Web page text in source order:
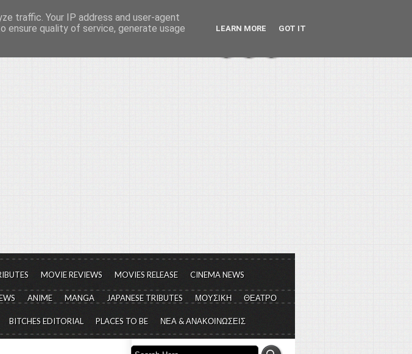
και έκταση...
MOVIE REVIEWS MOVIES RELEASE CINEMA NEWS
ANIME MANGA JAPANESE TRIBUTES ΜΟΥΣΙΚΗ ΘΕΑΤΡΟ
BITCHES EDITORIAL PLACES TO BE ΝΕΑ & ΑΝΑΚΟΙΝΩΣΕΙΣ
traffic. Your IP address and user-agent
ensure quality of service, generate usage
LEARN MORE GOT IT